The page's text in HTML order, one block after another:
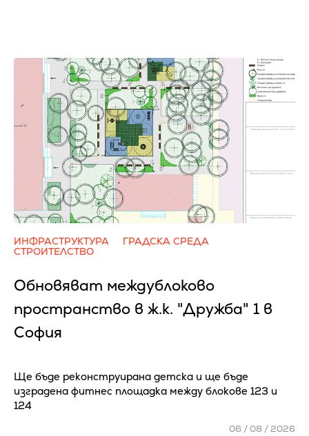
ИНФРАСТРУКТУРА
ГРАДСКА СРЕДА
СТРОИТЕЛСТВО
Обновяват междублоково
пространство в ж.к. "Дружба" 1 в
София
Ще бъде реконструирана детска и ще бъде
изградена фитнес площадка между блокове 123 и
124
06 / 08 / 2026